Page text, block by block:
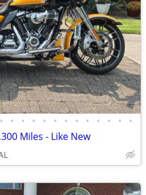
• • • • • • • • • • • • •
Miles - Like New